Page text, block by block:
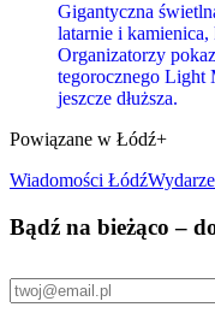
Gigantyczna
latarnie i kamienica,
Organizatorzy
tegorocznego Light
jeszcze dłuższa.
Powiązane w Łódź+
Wiadomości Łódź
Bądź na bieżąco –